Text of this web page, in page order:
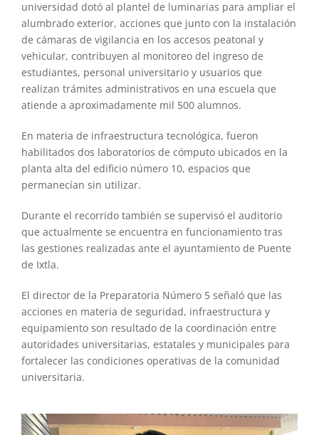
universidad dotó al plantel de luminarias para ampliar el
alumbrado exterior, acciones que junto con la instalación
de cámaras de vigilancia en los accesos peatonal y
vehicular, contribuyen al monitoreo del ingreso de
estudiantes, personal universitario y usuarios que
realizan trámites administrativos en una escuela que
atiende a aproximadamente mil 500 alumnos.
En materia de infraestructura tecnológica, fueron
habilitados dos laboratorios de cómputo ubicados en la
planta alta del edificio número 10, espacios que
permanecían sin utilizar.
Durante el recorrido también se supervisó el auditorio
que actualmente se encuentra en funcionamiento tras
las gestiones realizadas ante el ayuntamiento de Puente
de Ixtla.
El director de la Preparatoria Número 5 señaló que las
acciones en materia de seguridad, infraestructura y
equipamiento son resultado de la coordinación entre
autoridades universitarias, estatales y municipales para
fortalecer las condiciones operativas de la comunidad
universitaria.